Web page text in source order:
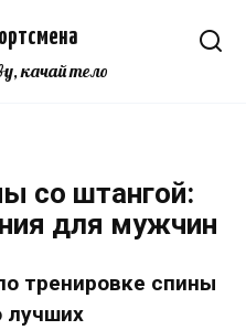
качай тело
со штангой:
для мужчин
тренировке спины
лучших